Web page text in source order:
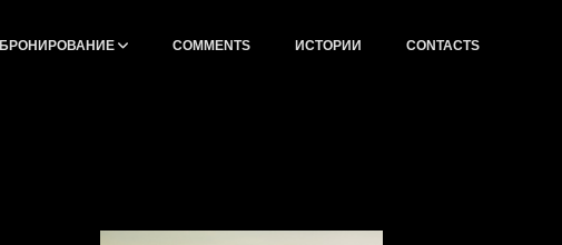
БРОНИРОВАНИЕ СOMMENTS ИСТОРИИ CONTACTS